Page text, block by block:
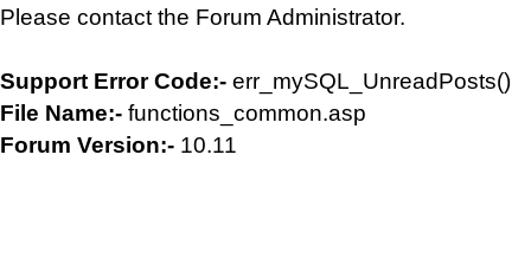
Please contact the Forum Administrator.
Support Error Code:- err_mySQL_UnreadPosts()
File Name:- functions_common.asp
Forum Version:- 10.11